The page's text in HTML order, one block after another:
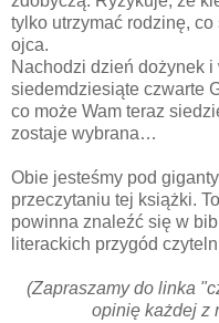
tylko utrzymać rodzinę,
ojca.
Nachodzi dzień dożynek
siedemdziesiąte czwarte
co może Wam teraz
zostaje wybrana…
Obie jesteśmy pod
przeczytaniu tej książki.
powinna znaleźć się w
literackich przygód
(Zapraszamy do linka
opinię każdej z